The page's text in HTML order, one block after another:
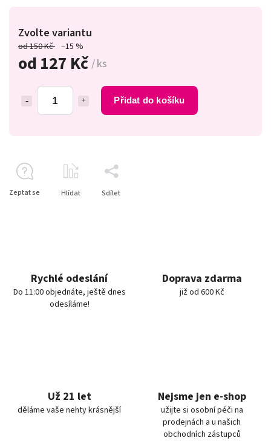
od 150 Kč –15 %
od 127 Kč / ks
Přidat do košíku
Zvolte variantu
Zeptat se Hlídat Sdílet
Rychlé odeslání
Do 11:00 objednáte, ještě dnes
odesíláme!
Doprava zdarma
již od 600 Kč
Už 21 let
děláme vaše nehty krásnější
Nejsme jen e-shop
užijte si osobní péči na
prodejnách a u našich
obchodních zástupců